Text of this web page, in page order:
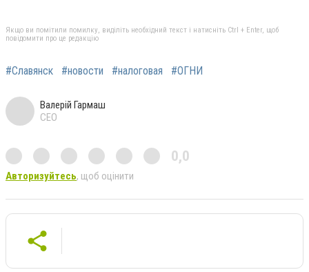
Якщо ви помітили помилку, виділіть необхідний текст і натисніть Ctrl + Enter, щоб
повідомити про це редакцію
#Славянск #новости #налоговая #ОГНИ
Валерій Гармаш
CEO
0,0
Авторизуйтесь, щоб оцінити